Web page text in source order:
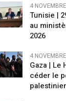
4
Tunisie |
au
2026
4
Gaza | Le
céder le